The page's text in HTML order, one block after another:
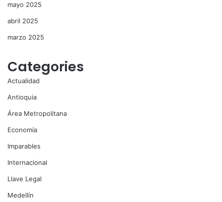
mayo 2025
abril 2025
marzo 2025
Categories
Actualidad
Antioquia
Área Metropolitana
Economía
Imparables
Internacional
Llave Legal
Medellín